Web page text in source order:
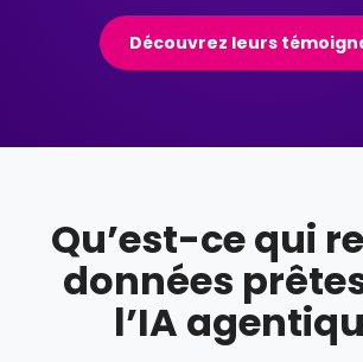
Découvrez leurs
Qu’est-ce qui
données
l’IA